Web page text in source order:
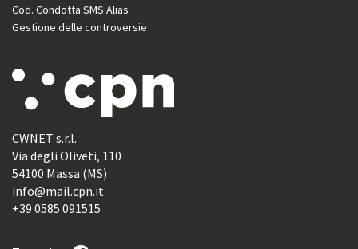
Cod. Condotta SMS Alias
Gestione delle controversie
CWNET s.r.l.
Via degli Oliveti, 110
54100 Massa (MS)
info@mail.cpn.it
+39 0585 091515